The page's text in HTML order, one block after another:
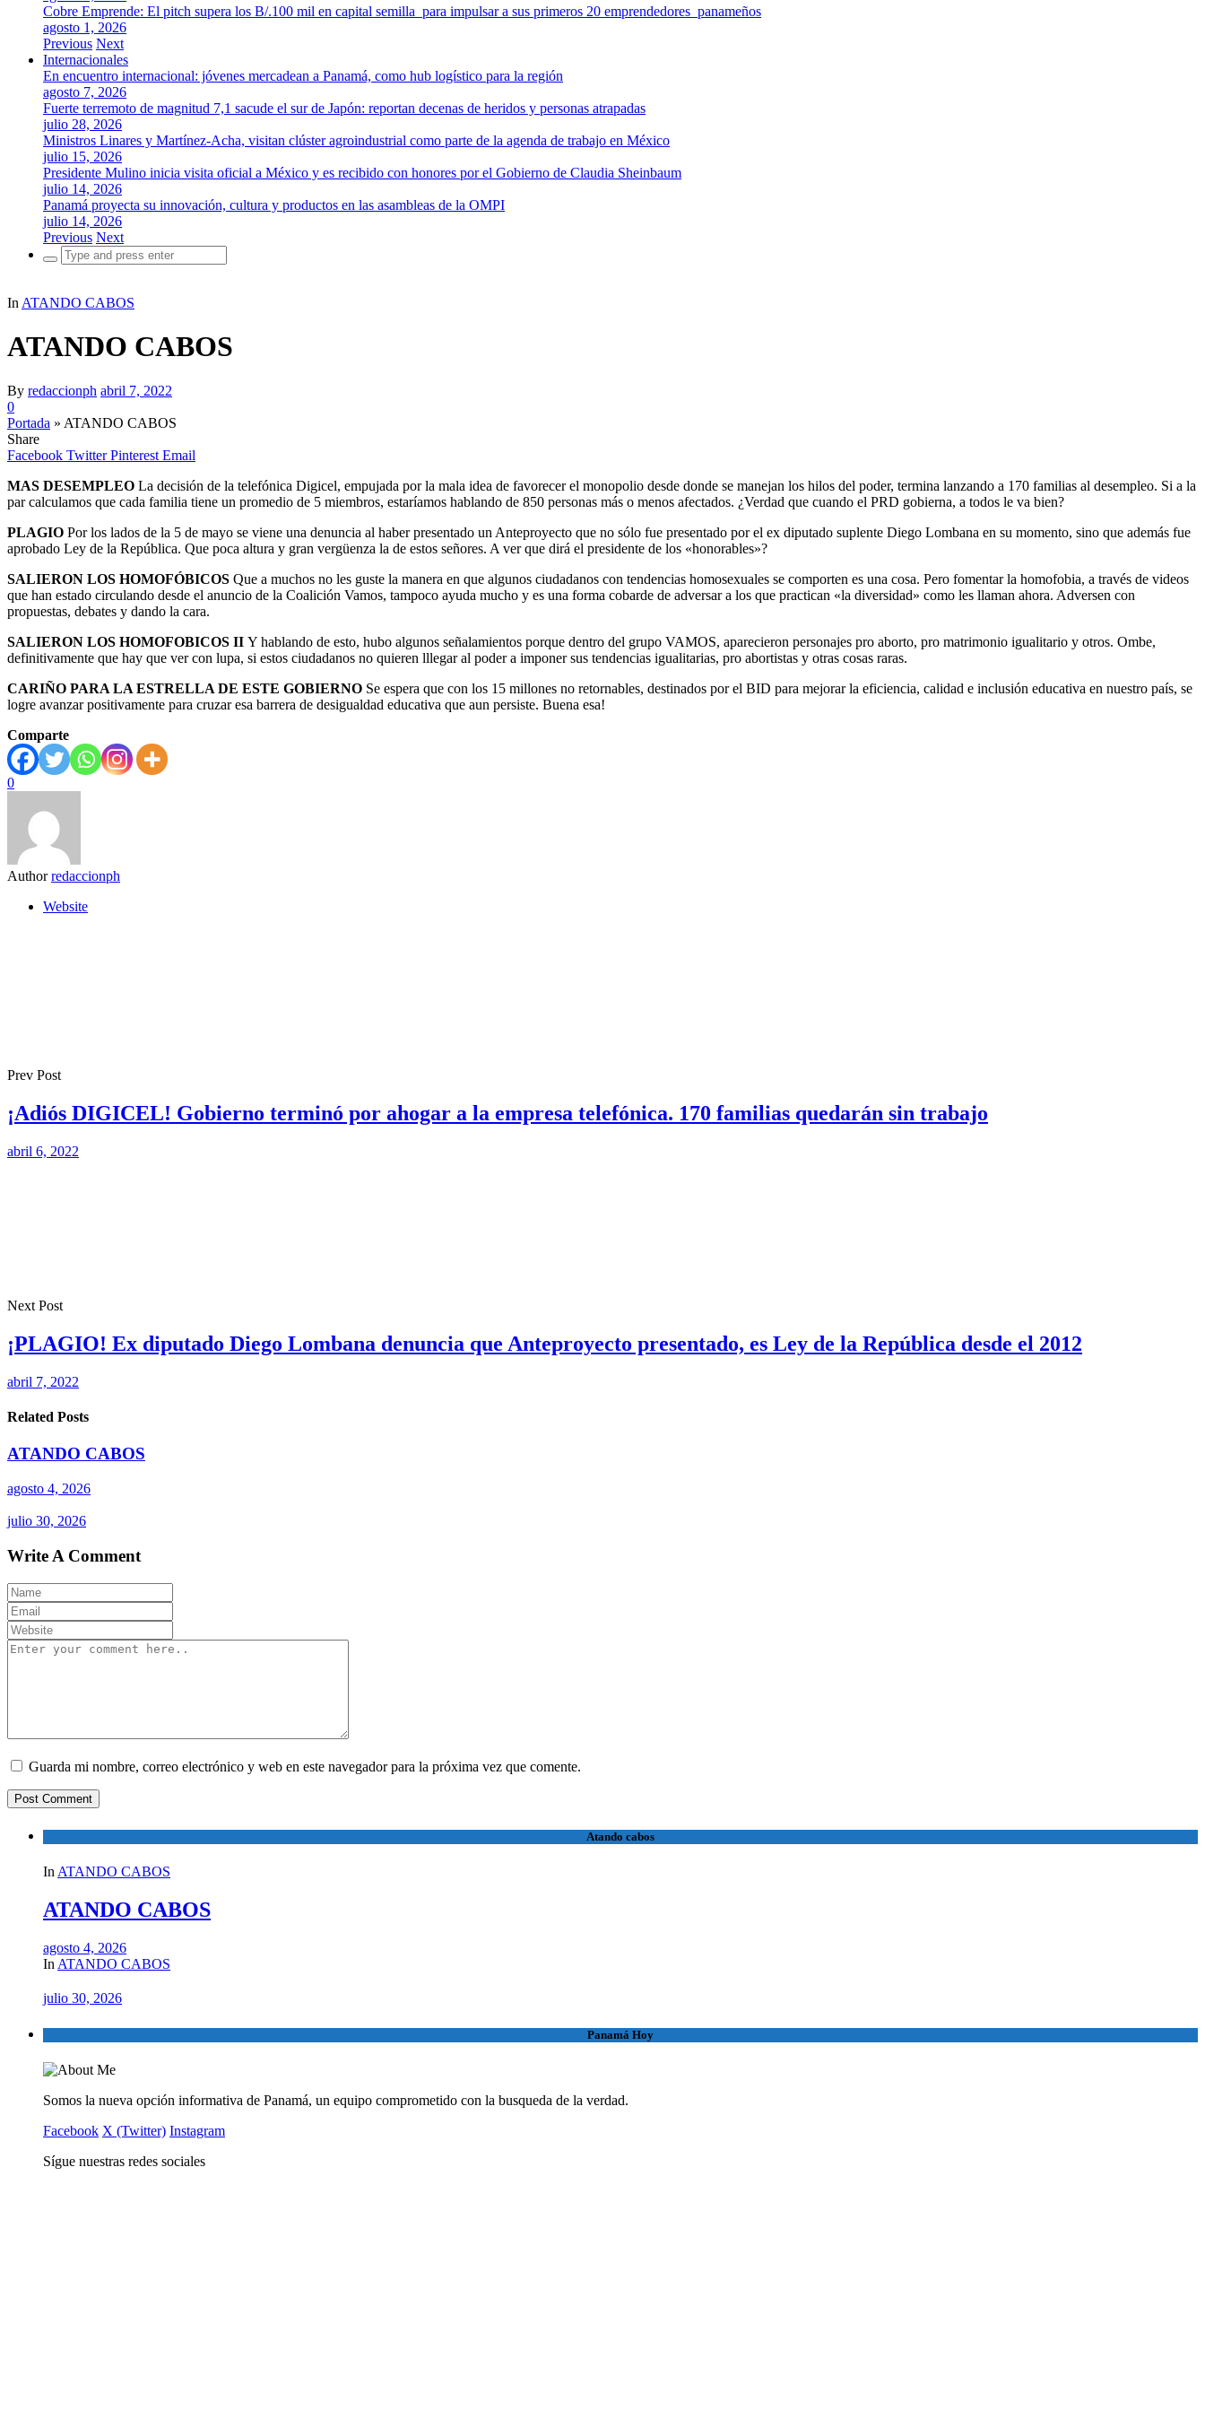
Cobre Emprende: El pitch supera los B/.100 mil en capital semilla para impulsar a sus primeros 20 emprendedores panameños
agosto 1, 2026
Previous Next
Internacionales
En encuentro internacional: jóvenes mercadean a Panamá, como hub logístico para la región
agosto 7, 2026
Fuerte terremoto de magnitud 7,1 sacude el sur de Japón: reportan decenas de heridos y personas atrapadas
julio 28, 2026
Ministros Linares y Martínez-Acha, visitan clúster agroindustrial como parte de la agenda de trabajo en México
julio 15, 2026
Presidente Mulino inicia visita oficial a México y es recibido con honores por el Gobierno de Claudia Sheinbaum
julio 14, 2026
Panamá proyecta su innovación, cultura y productos en las asambleas de la OMPI
julio 14, 2026
Previous Next
Search
for:
In ATANDO CABOS
ATANDO CABOS
By redaccionph abril 7, 2022
0
Portada » ATANDO CABOS
Share
Facebook Twitter Pinterest Email
MAS DESEMPLEO La decisión de la telefónica Digicel, empujada por la mala idea de favorecer el monopolio desde donde se manejan los hilos del poder, termina lanzando a 170 familias al desempleo. Si a la
par calculamos que cada familia tiene un promedio de 5 miembros, estaríamos hablando de 850 personas más o menos afectados. ¿Verdad que cuando el PRD gobierna, a todos le va bien?
PLAGIO Por los lados de la 5 de mayo se viene una denuncia al haber presentado un Anteproyecto que no sólo fue presentado por el ex diputado suplente Diego Lombana en su momento, sino que además fue
aprobado Ley de la República. Que poca altura y gran vergüenza la de estos señores. A ver que dirá el presidente de los «honorables»?
SALIERON LOS HOMOFÓBICOS Que a muchos no les guste la manera en que algunos ciudadanos con tendencias homosexuales se comporten es una cosa. Pero fomentar la homofobia, a través de videos
que han estado circulando desde el anuncio de la Coalición Vamos, tampoco ayuda mucho y es una forma cobarde de adversar a los que practican «la diversidad» como les llaman ahora. Adversen con
propuestas, debates y dando la cara.
SALIERON LOS HOMOFOBICOS II Y hablando de esto, hubo algunos señalamientos porque dentro del grupo VAMOS, aparecieron personajes pro aborto, pro matrimonio igualitario y otros. Ombe,
definitivamente que hay que ver con lupa, si estos ciudadanos no quieren lllegar al poder a imponer sus tendencias igualitarias, pro abortistas y otras cosas raras.
CARIÑO PARA LA ESTRELLA DE ESTE GOBIERNO Se espera que con los 15 millones no retornables, destinados por el BID para mejorar la eficiencia, calidad e inclusión educativa en nuestro país, se
logre avanzar positivamente para cruzar esa barrera de desigualdad educativa que aun persiste. Buena esa!
Comparte
0
Author redaccionph
Website
Prev Post
¡Adiós DIGICEL! Gobierno terminó por ahogar a la empresa telefónica. 170 familias quedarán sin trabajo
abril 6, 2022
Next Post
¡PLAGIO! Ex diputado Diego Lombana denuncia que Anteproyecto presentado, es Ley de la República desde el 2012
abril 7, 2022
Related Posts
ATANDO CABOS
agosto 4, 2026
julio 30, 2026
Write A Comment
Guarda mi nombre, correo electrónico y web en este navegador para la próxima vez que comente.
Atando cabos
In ATANDO CABOS
ATANDO CABOS
agosto 4, 2026
In ATANDO CABOS
julio 30, 2026
Panamá Hoy
Somos la nueva opción informativa de Panamá, un equipo comprometido con la busqueda de la verdad.
Facebook X (Twitter) Instagram
Sígue nuestras redes sociales